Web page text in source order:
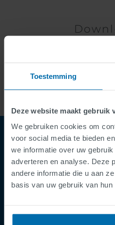
Toestemming
Deze website maakt gebruik
We gebruiken cookies om
voor social media te bieden
we informatie over uw
adverteren en analyse. Deze
andere informatie die u aan
basis van uw gebruik van hun
Terms &